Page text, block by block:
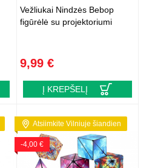
Vežliukai Nindzės Bebop
figūrėlė su projektoriumi
9,99 €
Į KREPŠELĮ
Atsiimkite Vilniuje šiandien
-4,00 €